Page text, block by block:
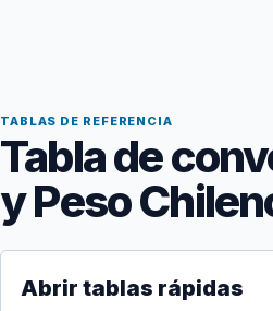
TABLAS DE REFERENCIA
Tabla de
y Peso
Abrir tablas rápidas